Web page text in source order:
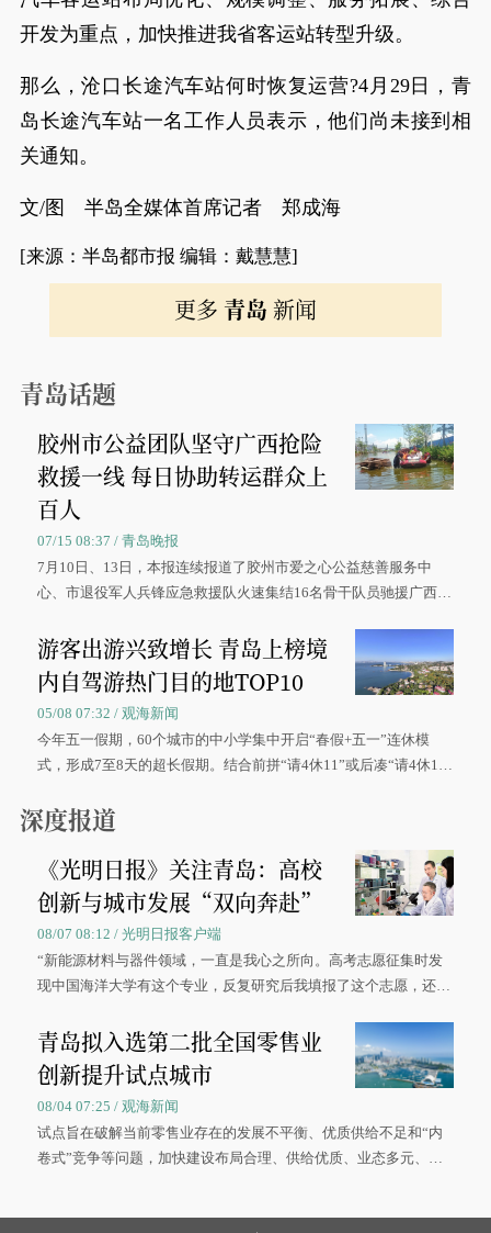
开发为重点，加快推进我省客运站转型升级。
那么，沧口长途汽车站何时恢复运营?4月29日，青
岛长途汽车站一名工作人员表示，他们尚未接到相
关通知。
文/图 半岛全媒体首席记者 郑成海
[来源：半岛都市报 编辑：戴慧慧]
更多 青岛 新闻
青岛话题
胶州市公益团队坚守广西抢险
救援一线 每日协助转运群众上
百人
07/15 08:37 / 青岛晚报
7月10日、13日，本报连续报道了胶州市爱之心公益慈善服务中
心、市退役军人兵锋应急救援队火速集结16名骨干队员驰援广西灾
游客出游兴致增长 青岛上榜境
内自驾游热门目的地TOP10
05/08 07:32 / 观海新闻
今年五一假期，60个城市的中小学集中开启“春假+五一”连休模
式，形成7至8天的超长假期。结合前拼“请4休11”或后凑“请4休1
深度报道
《光明日报》关注青岛：高校
创新与城市发展“双向奔赴”
08/07 08:12 / 光明日报客户端
“新能源材料与器件领域，一直是我心之所向。高考志愿征集时发
现中国海洋大学有这个专业，反复研究后我填报了这个志愿，还真
大学材料科学与工程学院材料类专业的录取通知书。
青岛拟入选第二批全国零售业
创新提升试点城市
08/04 07:25 / 观海新闻
试点旨在破解当前零售业存在的发展不平衡、优质供给不足和“内
卷式”竞争等问题，加快建设布局合理、供给优质、业态多元、智